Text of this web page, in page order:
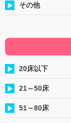
その他
20床以下
21～50床
51～80床